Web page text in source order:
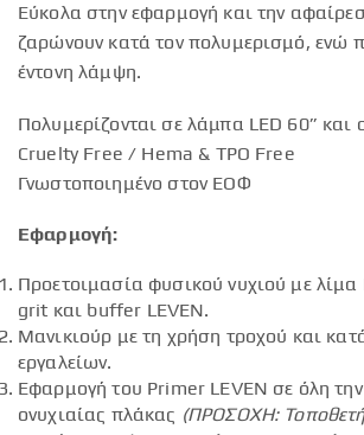
Εύκολα στην εφαρμογή και την
ζαρώνουν κατά τον πολυμερισμό, ενώ
έντονη λάμψη.
Πολυμερίζονται σε λάμπα LED 60” και
Cruelty Free / Hema & TPO Free
Γνωστοποιημένο στον ΕΟΦ
Εφαρμογή:
Προετοιμασία φυσικού νυχιού με
grit και buffer LEVEN.
Μανικιούρ με τη χρήση τροχού και
εργαλείων.
Εφαρμογή του Primer LEVEN σε όλη την
ονυχιαίας πλάκας (ΠΡΟΣΟΧΗ: